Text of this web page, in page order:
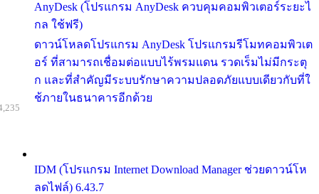
AnyDesk (โปรแกรม AnyDesk ควบคุมคอมพิวเตอร์ระยะไ
กล ใช้ฟรี)
ดาวน์โหลดโปรแกรม AnyDesk โปรแกรมรีโมทคอมพิวเต
อร์ ที่สามารถเชื่อมต่อแบบไร้พรมแดน รวดเร็มไม่มีกระตุ
ก และที่สำคัญมีระบบรักษาความปลอดภัยแบบเดียวกับที่ใ
ช้ภายในธนาคารอีกด้วย
IDM (โปรแกรม Internet Download Manager ช่วยดาวน์โห
ลดไฟล์) 6.43.7